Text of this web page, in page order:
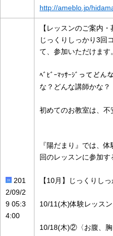
http://ameblo.jp/
201
2/09/2
9 05:3
4:00
【レッスンのご案内・
じっくりしっかり3回
て、参加いただけます。
ﾍﾞﾋﾞｰﾏｯｻｰｼﾞってどん
な？どんな講師かな？
初めてのお教室は、不
『陽だまり』では、
回のレッスンに参加す
【10月】じっくりし
10/11(木)体験レッス
10/18(木)②〈お腹、胸